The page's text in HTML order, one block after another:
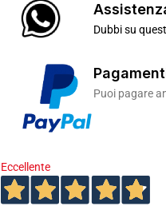
Dubbi su
Puoi pagare
Eccellente